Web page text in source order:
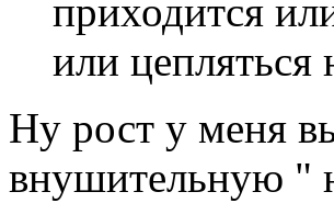
приходится
или цепляться
Ну рост у меня
внушительную "